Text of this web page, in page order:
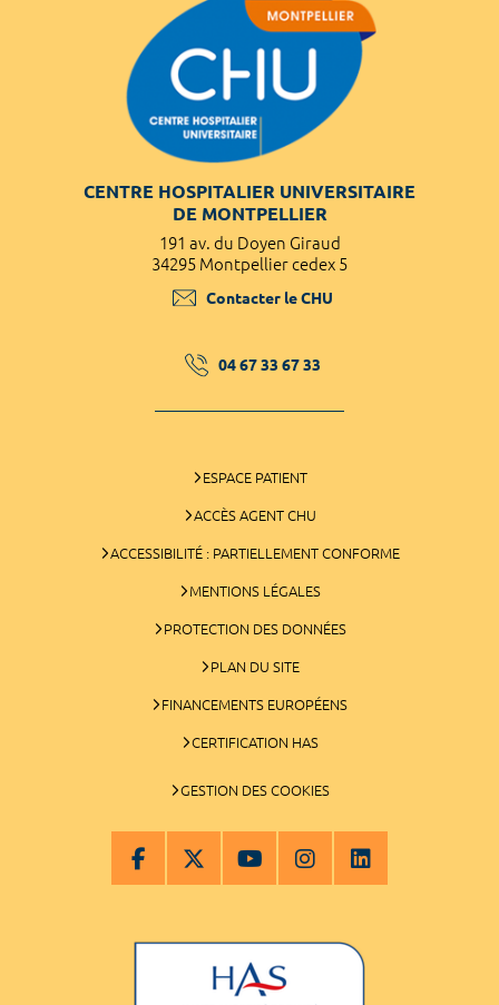
CENTRE HOSPITALIER UNIVERSITAIRE
DE MONTPELLIER
191 av. du Doyen Giraud
34295 Montpellier cedex 5
Contacter le CHU
04 67 33 67 33
ESPACE PATIENT
ACCÈS AGENT CHU
ACCESSIBILITÉ : PARTIELLEMENT CONFORME
MENTIONS LÉGALES
PROTECTION DES DONNÉES
PLAN DU SITE
FINANCEMENTS EUROPÉENS
CERTIFICATION HAS
GESTION DES COOKIES